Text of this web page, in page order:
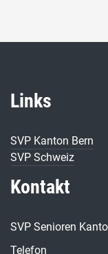
Links
SVP Kanton Bern
SVP Schweiz
Kontakt
SVP Senioren
Telefon